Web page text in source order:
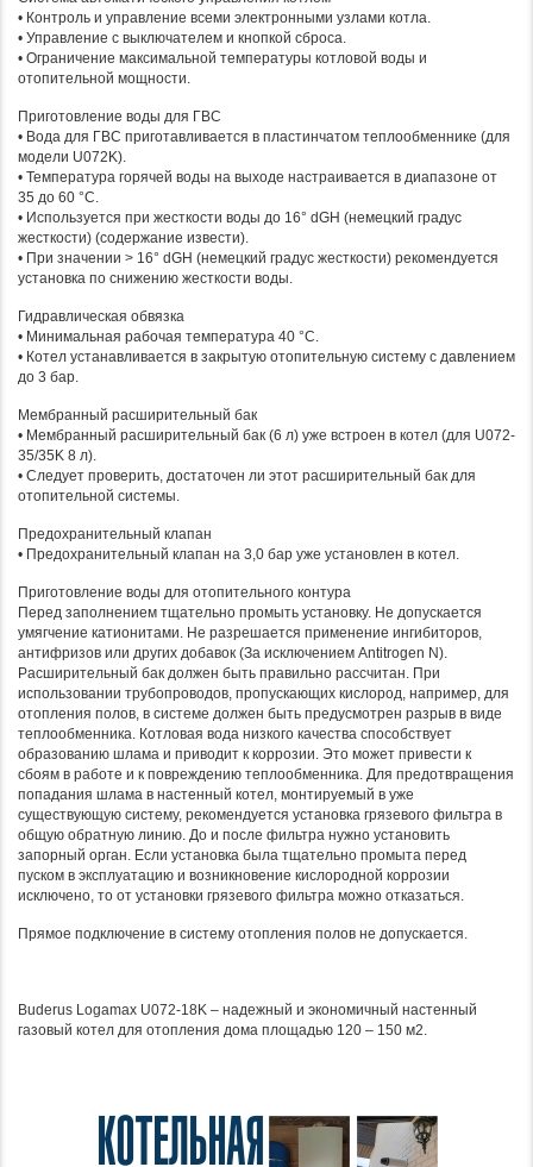
• Контроль и управление всеми электронными узлами котла.
• Управление с выключателем и кнопкой сброса.
• Ограничение максимальной температуры котловой воды и
отопительной мощности.
Приготовление воды для ГВС
• Вода для ГВС приготавливается в пластинчатом теплообменнике (для
модели U072K).
• Температура горячей воды на выходе настраивается в диапазоне от
35 до 60 °C.
• Используется при жесткости воды до 16° dGH (немецкий градус
жесткости) (содержание извести).
• При значении > 16° dGH (немецкий градус жесткости) рекомендуется
установка по снижению жесткости воды.
Гидравлическая обвязка
• Минимальная рабочая температура 40 °C.
• Котел устанавливается в закрытую отопительную систему с давлением
до 3 бар.
Мембранный расширительный бак
• Мембранный расширительный бак (6 л) уже встроен в котел (для U072-
35/35K 8 л).
• Следует проверить, достаточен ли этот расширительный бак для
отопительной системы.
Предохранительный клапан
• Предохранительный клапан на 3,0 бар уже установлен в котел.
Приготовление воды для отопительного контура
Перед заполнением тщательно промыть установку. Не допускается
умягчение катионитами. Не разрешается применение ингибиторов,
антифризов или других добавок (За исключением Antitrogen N).
Расширительный бак должен быть правильно рассчитан. При
использовании трубопроводов, пропускающих кислород, например, для
отопления полов, в системе должен быть предусмотрен разрыв в виде
теплообменника. Котловая вода низкого качества способствует
образованию шлама и приводит к коррозии. Это может привести к
сбоям в работе и к повреждению теплообменника. Для предотвращения
попадания шлама в настенный котел, монтируемый в уже
существующую систему, рекомендуется установка грязевого фильтра в
общую обратную линию. До и после фильтра нужно установить
запорный орган. Если установка была тщательно промыта перед
пуском в эксплуатацию и возникновение кислородной коррозии
исключено, то от установки грязевого фильтра можно отказаться.
Прямое подключение в систему отопления полов не допускается.
Buderus Logamax U072-18K – надежный и экономичный настенный
газовый котел для отопления дома площадью 120 – 150 м2.